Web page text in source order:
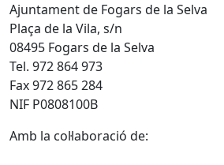
Ajuntament de Fogars de la Selva
Plaça de la Vila, s/n
08495 Fogars de la Selva
Tel. 972 864 973
Fax 972 865 284
NIF P0808100B
Amb la col·laboració de: